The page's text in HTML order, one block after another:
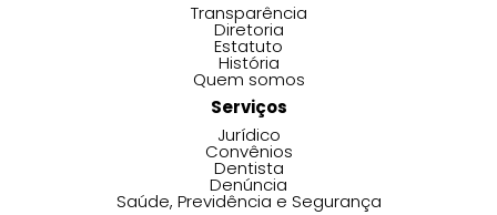
Transparência
Diretoria
Estatuto
História
Quem somos
Serviços
Jurídico
Convênios
Dentista
Denúncia
Saúde, Previdência e Segurança